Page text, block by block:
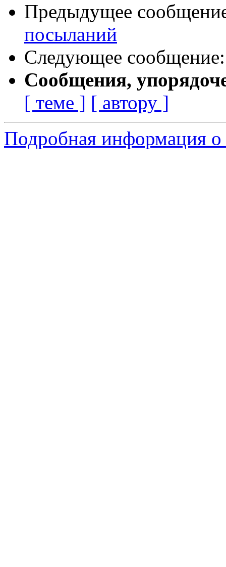
Предыдущее
посыланий
Следующее
Сообщения,
[ теме ] [ автору ]
Подробная информация о